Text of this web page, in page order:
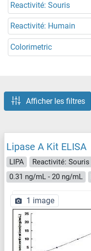
Reactivité: Souris
Reactivité: Humain
Colorimetric
Afficher les filtres
Lipase A Kit ELISA
LIPA Reactivité: Souris
0.31 ng/mL - 20 ng/mL
1 image